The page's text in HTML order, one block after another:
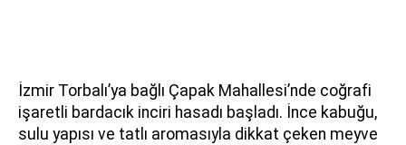
İzmir Torbalı’ya bağlı Çapak Mahallesi’nde coğrafi
işaretli bardacık inciri hasadı başladı. İnce kabuğu,
sulu yapısı ve tatlı aromasıyla dikkat çeken meyve